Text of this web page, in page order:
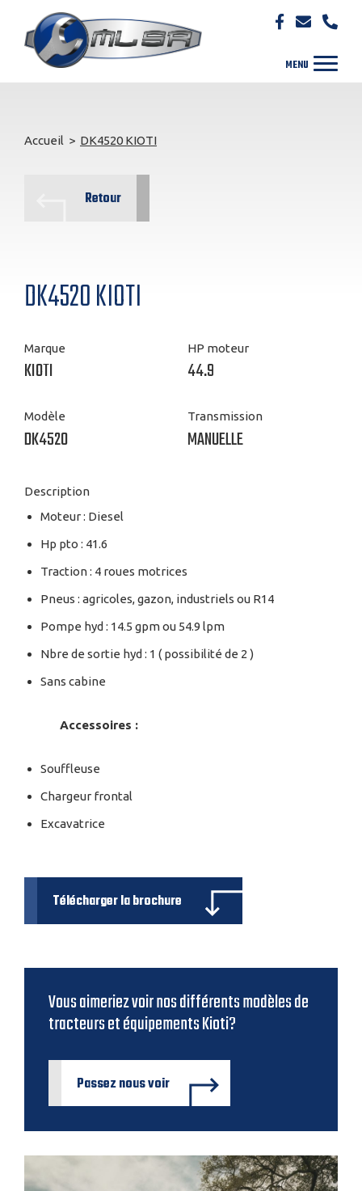
Accueil > DK4520 KIOTI
Retour
DK4520 KIOTI
Marque
KIOTI
HP moteur
44.9
Modèle
DK4520
Transmission
MANUELLE
Description
Moteur : Diesel
Hp pto : 41.6
Traction : 4 roues motrices
Pneus : agricoles, gazon, industriels ou R14
Pompe hyd : 14.5 gpm ou 54.9 lpm
Nbre de sortie hyd : 1 ( possibilité de 2 )
Sans cabine
Accessoires :
Souffleuse
Chargeur frontal
Excavatrice
Télécharger la brochure
Vous aimeriez voir nos différents modèles de
tracteurs et équipements Kioti?
Passez nous voir